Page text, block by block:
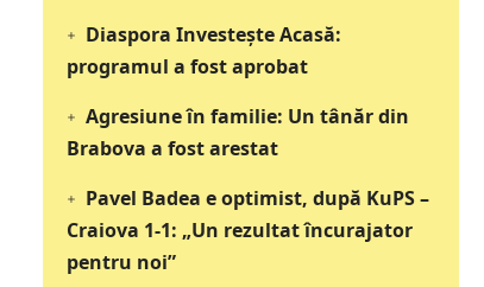
Diaspora Investește Acasă:
programul a fost aprobat
Agresiune în familie: Un tânăr din
Brabova a fost arestat
Pavel Badea e optimist, după KuPS –
Craiova 1-1: „Un rezultat încurajator
pentru noi”